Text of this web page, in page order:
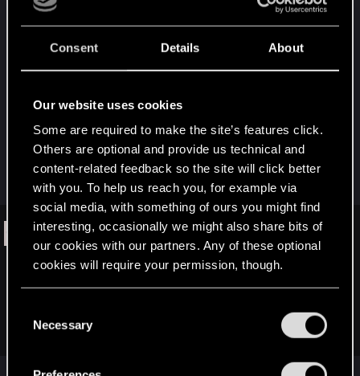
Consent Details About
Our website uses cookies
Some are required to make the site’s features click.
Others are optional and provide us technical and
content-related feedback so the site will click better
with you. To help us reach you, for example via
social media, with something of ours you might find
interesting, occasionally we might also share bits of
our cookies with our partners. Any of these optional
cookies will require your permission, though.
and tweak your preferences regarding them in the
Necessary
プレセールについて
以下のWebページからニュースレターに登録す
チケットの購入が可能です。プレセールの限定
コードは1月22日、登録者全員に送信予定。ヨー
ロッパ公演のチケットを検討している方はニュ
ースレターへの登録をお忘れなく！
The Witcher in Concert | An Immersive
Live Experience
An immersive concert experience from CD PROJEKT RED
thewitcher.com